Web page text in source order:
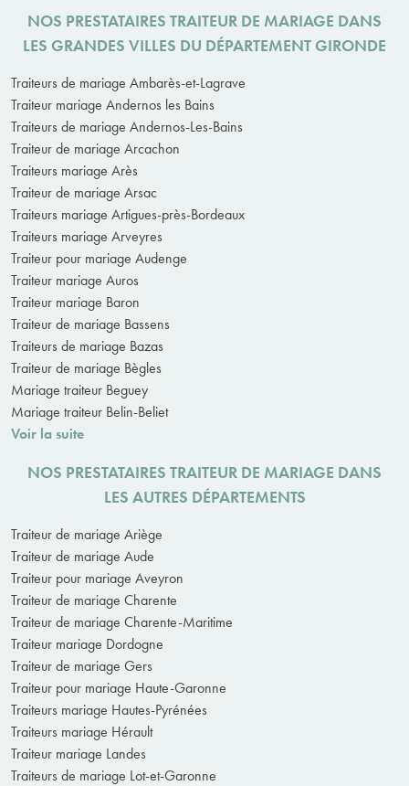
NOS PRESTATAIRES TRAITEUR DE MARIAGE DANS
LES GRANDES VILLES DU DÉPARTEMENT GIRONDE
Traiteurs de mariage Ambarès-et-Lagrave
Traiteur mariage Andernos les Bains
Traiteurs de mariage Andernos-Les-Bains
Traiteur de mariage Arcachon
Traiteurs mariage Arès
Traiteur de mariage Arsac
Traiteurs mariage Artigues-près-Bordeaux
Traiteurs mariage Arveyres
Traiteur pour mariage Audenge
Traiteur mariage Auros
Traiteur mariage Baron
Traiteur de mariage Bassens
Traiteurs de mariage Bazas
Traiteur de mariage Bègles
Mariage traiteur Beguey
Mariage traiteur Belin-Beliet
Voir la suite
NOS PRESTATAIRES TRAITEUR DE MARIAGE DANS
LES AUTRES DÉPARTEMENTS
Traiteur de mariage Ariège
Traiteur de mariage Aude
Traiteur pour mariage Aveyron
Traiteur de mariage Charente
Traiteur de mariage Charente-Maritime
Traiteur mariage Dordogne
Traiteur de mariage Gers
Traiteur pour mariage Haute-Garonne
Traiteurs mariage Hautes-Pyrénées
Traiteurs mariage Hérault
Traiteur mariage Landes
Traiteurs de mariage Lot-et-Garonne